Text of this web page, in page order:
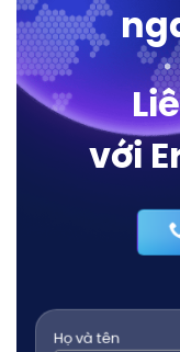
với
Họ và tên